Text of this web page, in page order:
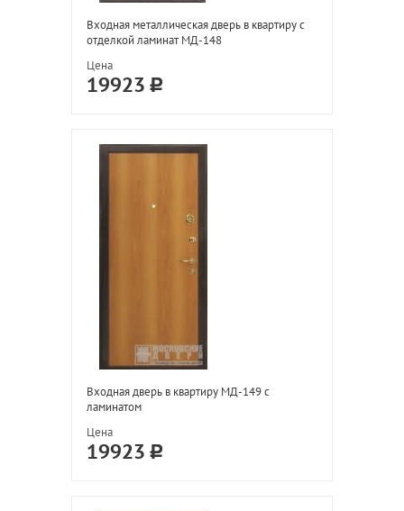
Входная металлическая дверь в квартиру с
отделкой ламинат МД-148
Цена
19923
Входная дверь в квартиру МД-149 с
ламинатом
Цена
19923